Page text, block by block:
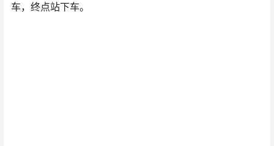
车，终点站下车。